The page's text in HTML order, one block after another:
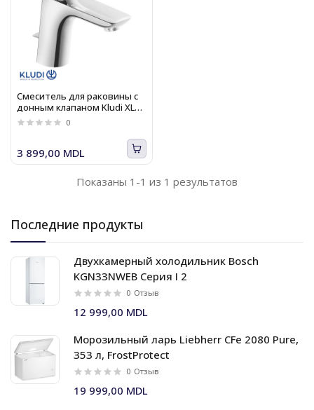
Последние продукты
Двухкамерный холодильник Bosch
KGN33NWEB Серия I 2
0 Отзыв
12 999,00 MDL
Морозильный ларь Liebherr CFe 2080 Pure,
353 л, FrostProtect
0 Отзыв
19 999,00 MDL
Смеситель для раковины с
донным клапаном Kludi XL
DN 15 Ameo 410230575 хром
0
3 899,00 MDL
Показаны 1-1 из 1 результатов